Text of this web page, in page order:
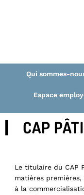
Qui sommes-
Espace
CAP
Le titulaire du CAP
matières
à la